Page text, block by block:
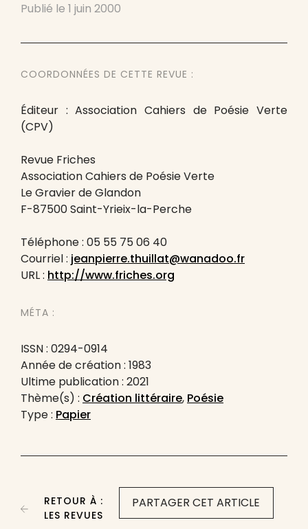
Publié le 1 juin 2000
COORDONNÉES DE CETTE REVUE :
Éditeur : Association Cahiers de Poésie Verte
(CPV)
Revue Friches
Association Cahiers de Poésie Verte
Le Gravier de Glandon
F-87500 Saint-Yrieix-la-Perche
Téléphone : 05 55 75 06 40
Courriel : jeanpierre.thuillat@wanadoo.fr
URL : http://www.friches.org
MÉTA :
ISSN : 0294-0914
Année de création : 1983
Ultime publication : 2021
Thème(s) : Création littéraire, Poésie
Type : Papier
PARTAGER CET ARTICLE
RETOUR À :
LES REVUES